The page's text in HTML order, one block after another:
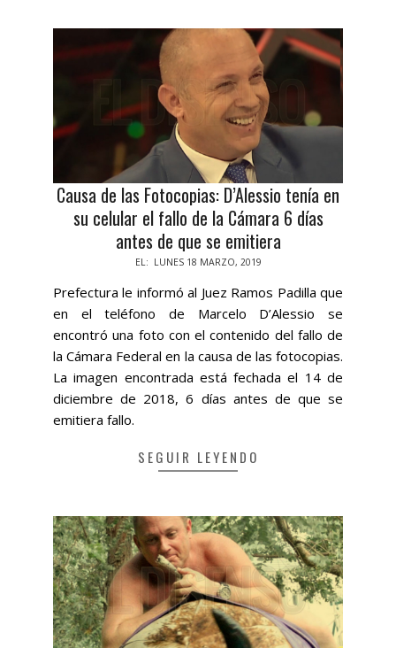
Causa de las Fotocopias: D’Alessio tenía en
su celular el fallo de la Cámara 6 días
antes de que se emitiera
EL: LUNES 18 MARZO, 2019
Prefectura le informó al Juez Ramos Padilla que
en el teléfono de Marcelo D’Alessio se
encontró una foto con el contenido del fallo de
la Cámara Federal en la causa de las fotocopias.
La imagen encontrada está fechada el 14 de
diciembre de 2018, 6 días antes de que se
emitiera fallo.
SEGUIR LEYENDO